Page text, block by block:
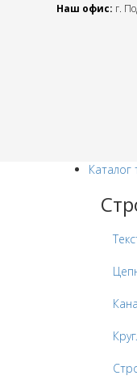
Наш офис: г.
Каталог